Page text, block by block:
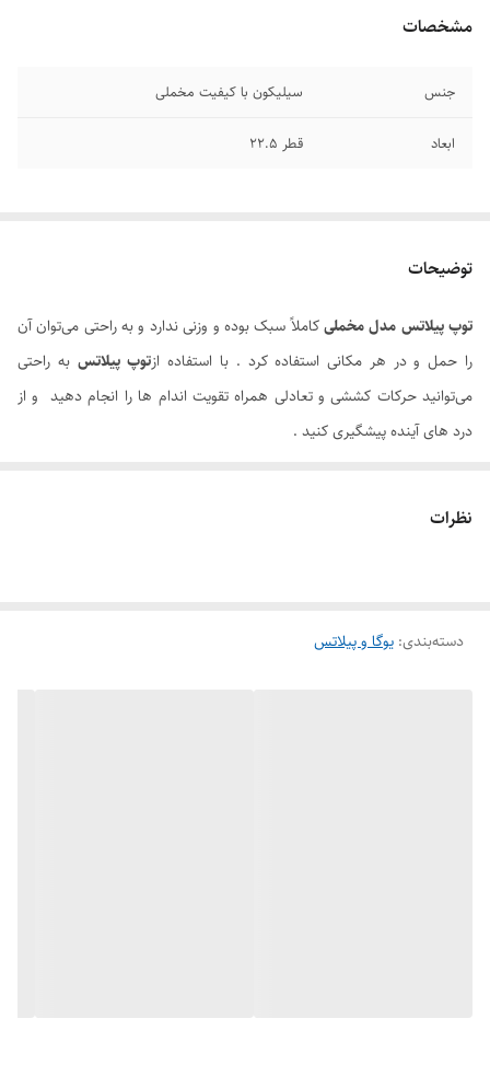
مشخصات
جنس سیلیکون با کیفیت مخملی
ابعاد قطر 22.5
توضیحات
توپ پیلاتس مدل مخملیکاملاً سبک بوده و وزنی ندارد و به راحتی می‌توان آن
را حمل و در هر مکانی استفاده کرد . با استفاده ازتوپ پیلاتس به راحتی
می‌توانید حرکات کششی و تعادلی همراه تقویت اندام ها را انجام دهید و از
درد های آینده پیشگیری کنید .
توپ می‌تواند اکثر نقاط بدن خود را نرمش و تقویت کند .
کاهش چربی نیز می‌شود و در نتیجه به کاهش وزن کمک خواهد کرد .
نظرات
دسته‌بندی: یوگا و پیلاتس